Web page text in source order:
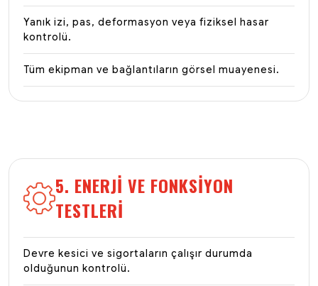
Yanık izi, pas, deformasyon veya fiziksel hasar
kontrolü.
Tüm ekipman ve bağlantıların görsel muayenesi.
5. ENERJI VE FONKSIYON
TESTLERI
Devre kesici ve sigortaların çalışır durumda
olduğunun kontrolü.